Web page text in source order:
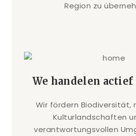
Region zu
We handelen actief
Wir fördern Biodiversität,
Kulturlandschaften
verantwortungsvollen